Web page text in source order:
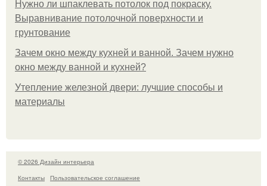
Нужно ли шпаклевать потолок под покраску.
Выравнивание потолочной поверхности и
грунтование
Зачем окно между кухней и ванной. Зачем нужно
окно между ванной и кухней?
Утепление железной двери: лучшие способы и
материалы
© 2026 Дизайн интерьера
Контакты
Пользовательское соглашение